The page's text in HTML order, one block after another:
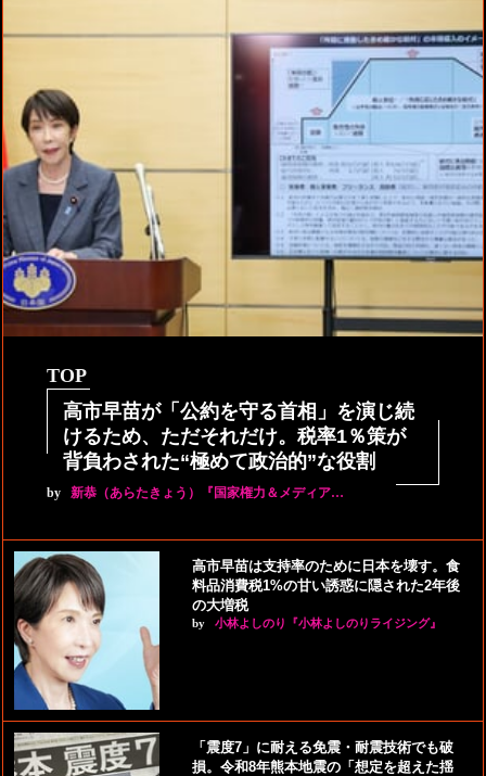
TOP
高市早苗が「公約を守る首相」を演じ続
けるため、ただそれだけ。税率1％策が
背負わされた“極めて政治的”な役割
by 新恭（あらたきょう）『国家権力＆メディア…
高市早苗は支持率のために日本を壊す。食
料品消費税1%の甘い誘惑に隠された2年後
の大増税
by 小林よしのり『小林よしのりライジング』
「震度7」に耐える免震・耐震技術でも破
損。令和8年熊本地震の「想定を超えた揺